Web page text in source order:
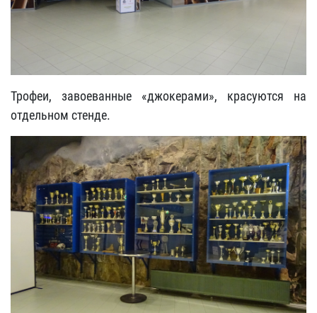
Трофеи, завоеванные «джокерами», красуются на
отдельном стенде.